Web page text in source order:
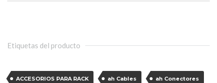
Etiquetas del producto
ACCESORIOS PARA RACK ah Cables ah Conectores